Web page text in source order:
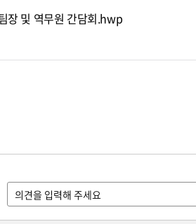
장 및 역무원 간담회.hwp